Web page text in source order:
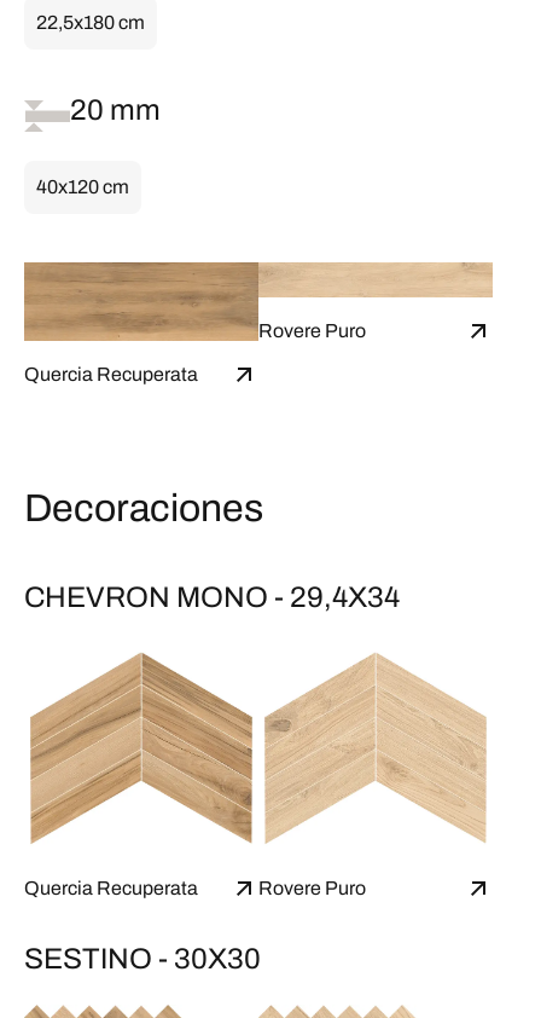
22,5x180 cm
20 mm
40x120 cm
Quercia Recuperata
Rovere Puro
Decoraciones
CHEVRON MONO - 29,4X34
Quercia Recuperata Rovere Puro
SESTINO - 30X30